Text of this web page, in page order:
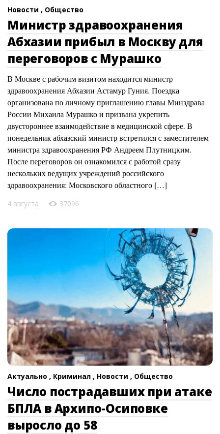
Новости , Общество
Министр здравоохранения
Абхазии прибыл в Москву для
переговоров с Мурашко
В Москве с рабочим визитом находится министр
здравоохранения Абхазии Астамур Гуния. Поездка
организована по личному приглашению главы Минздрава
России Михаила Мурашко и призвана укрепить
двустороннее взаимодействие в медицинской сфере. В
понедельник абхазский министр встретился с заместителем
министра здравоохранения РФ Андреем Плутницким.
После переговоров он ознакомился с работой сразу
нескольких ведущих учреждений российского
здравоохранения: Московского областного […]
4 августа 37096
Актуально , Криминал , Новости , Общество
Число пострадавших при атаке
БПЛА в Архипо-Осиповке
выросло до 58